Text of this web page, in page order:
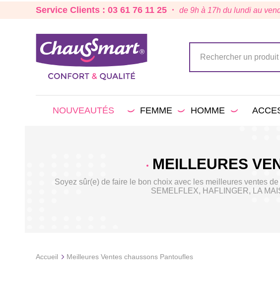
Service Clients : 03 61 76 11 25 · de 9h à 17h du lundi au
NOUVEAUTÉS FEMME HOMME
MEILLEURES
Soyez sûr(e) de faire le bon choix avec les meilleures ventes
SEMELFLEX, HAFLINGER, LA
Accueil Meilleures Ventes chaussons Pantoufles